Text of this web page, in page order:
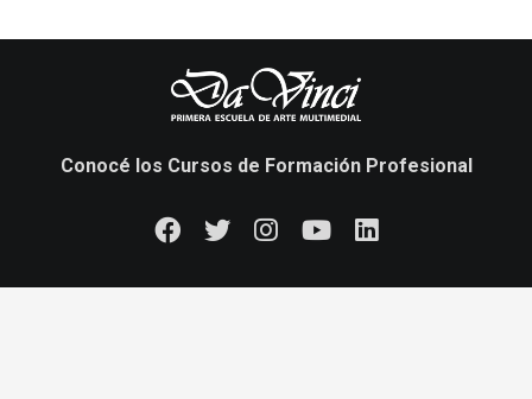
Conocé los Cursos de Formación Profesional